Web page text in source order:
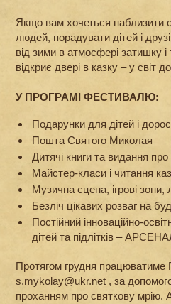
Якщо вам хочеться наблизити
людей, порадувати дітей і
від зими в атмосфері затишку
відкриє двері в казку ‒ у світ
У ПРОГРАМІ ФЕСТИВАЛЮ:
Подарунки для дітей і
Пошта Святого Миколая
Дитячі книги та видання
Майстер-класи і читання
Музична сцена, ігрові зони,
Безліч цікавих розваг на
Постійний інноваційно-
дітей та підлітків ‒
Протягом грудня
s.mykolay@ukr.net , за
проханням про святкову мрію.